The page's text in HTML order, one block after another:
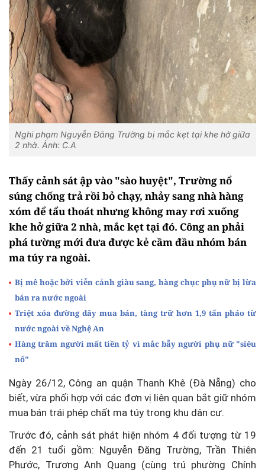
Nghi phạm Nguyễn Đăng Trường bị mắc kẹt tại khe hở giữa
2 nhà. Ảnh: C.A
Thấy cảnh sát ập vào "sào huyệt", Trường nổ
súng chống trả rồi bỏ chạy, nhảy sang nhà hàng
xóm để tẩu thoát nhưng không may rơi xuống
khe hở giữa 2 nhà, mắc kẹt tại đó. Công an phải
phá tường mới đưa được kẻ cầm đầu nhóm bán
ma túy ra ngoài.
Bị mê hoặc bởi viễn cảnh giàu sang, hàng chục phụ nữ bị lừa
bán ra nước ngoài
Triệt xóa đường dây mua bán, tàng trữ hơn 1,9 tấn pháo từ
nước ngoài về Nghệ An
Hàng trăm người mất tiền tỷ vì mắc bẫy người phụ nữ "siêu
nổ"
Ngày 26/12, Công an quận Thanh Khê (Đà Nẵng) cho
biết, vừa phối hợp với các đơn vị liên quan bắt giữ nhóm
mua bán trái phép chất ma túy trong khu dân cư.
Trước đó, cảnh sát phát hiện nhóm 4 đối tượng từ 19
đến 21 tuổi gồm: Nguyễn Đăng Trường, Trần Thiên
Phước, Trương Anh Quang (cùng trú phường Chính